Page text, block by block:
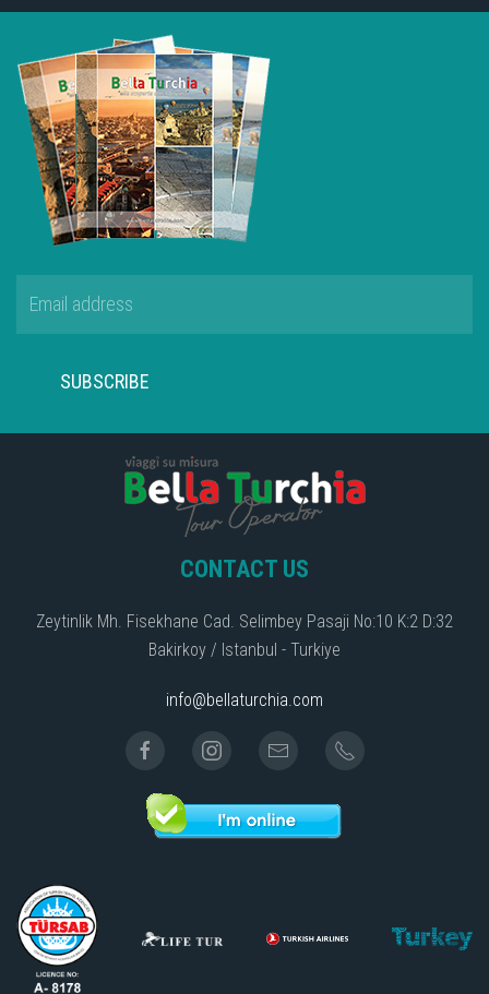
SUBSCRIBE
CONTACT US
Zeytinlik Mh. Fisekhane Cad. Selimbey Pasaji No:10 K:2 D:32
Bakirkoy / Istanbul - Turkiye
info@bellaturchia.com